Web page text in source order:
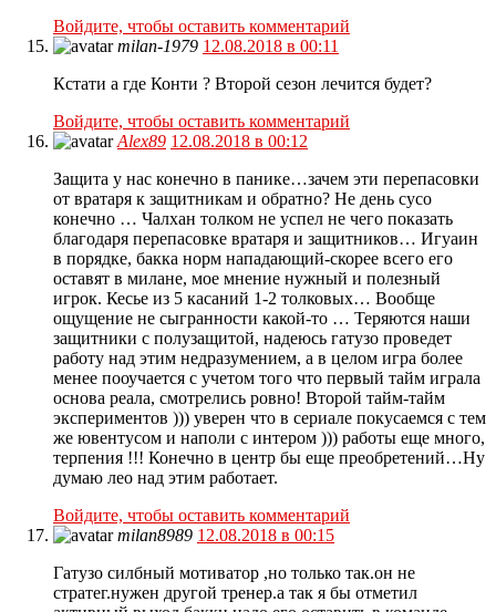
Войдите, чтобы оставить комментарий
milan-1979 12.08.2018 в 00:11
Кстати а где Конти ? Второй сезон лечится будет?
Войдите, чтобы оставить комментарий
Alex89 12.08.2018 в 00:12
Защита у нас конечно в панике…зачем эти перепасовки
от вратаря к защитникам и обратно? Не день сусо
конечно … Чалхан толком не успел не чего показать
благодаря перепасовке вратаря и защитников… Игуаин
в порядке, бакка норм нападающий-скорее всего его
оставят в милане, мое мнение нужный и полезный
игрок. Кесье из 5 касаний 1-2 толковых… Вообще
ощущение не сыгранности какой-то … Теряются наши
защитники с полузащитой, надеюсь гатузо проведет
работу над этим недразумением, а в целом игра более
менее пооучается с учетом того что первый тайм играла
основа реала, смотрелись ровно! Второй тайм-тайм
экспериментов ))) уверен что в сериале покусаемся с тем
же ювентусом и наполи с интером ))) работы еще много,
терпения !!! Конечно в центр бы еще преобретений…Ну
думаю лео над этим работает.
Войдите, чтобы оставить комментарий
milan8989 12.08.2018 в 00:15
Гатузо силбный мотиватор ,но только так.он не
стратег.нужен другой тренер.а так я бы отметил